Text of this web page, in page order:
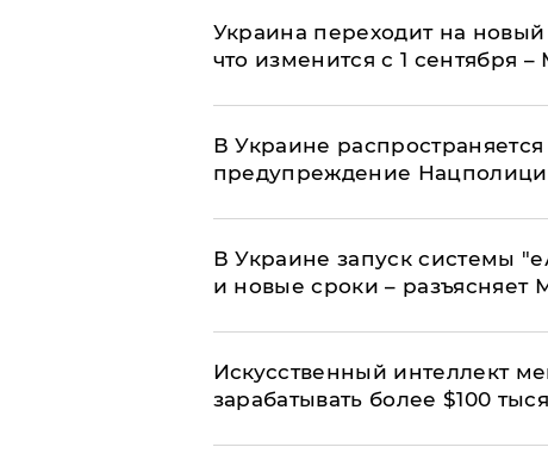
Украина переходит на
что изменится с 1 сентября
В Украине
предупреждение
В Украине запуск системы
и новые сроки –
Искусственный интеллект
зарабатывать более $100